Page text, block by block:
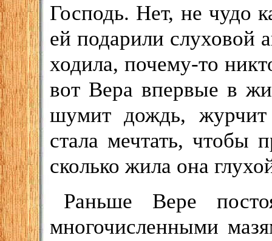
Господь. Нет, не чудо
ей подарили слуховой
ходила, почему-то
вот Вера впервые в
шумит дождь,
стала мечтать, чтобы
сколько жила она
Раньше Вере
многочисленными